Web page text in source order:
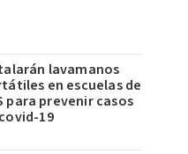
lavamanos
en escuelas de
para prevenir casos
19